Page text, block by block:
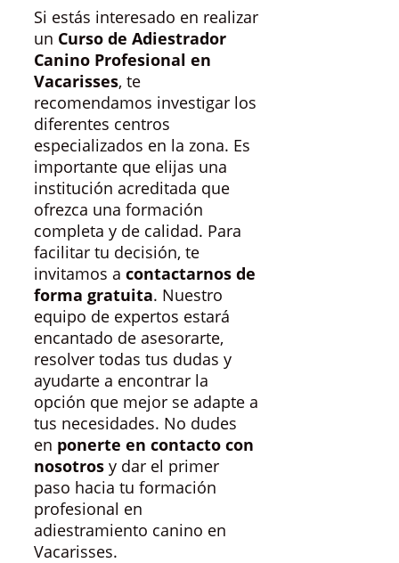
Si estás interesado en realizar
un Curso de Adiestrador
Canino Profesional en
Vacarisses, te
recomendamos investigar los
diferentes centros
especializados en la zona. Es
importante que elijas una
institución acreditada que
ofrezca una formación
completa y de calidad. Para
facilitar tu decisión, te
invitamos a contactarnos de
forma gratuita. Nuestro
equipo de expertos estará
encantado de asesorarte,
resolver todas tus dudas y
ayudarte a encontrar la
opción que mejor se adapte a
tus necesidades. No dudes
en ponerte en contacto con
nosotros y dar el primer
paso hacia tu formación
profesional en
adiestramiento canino en
Vacarisses.